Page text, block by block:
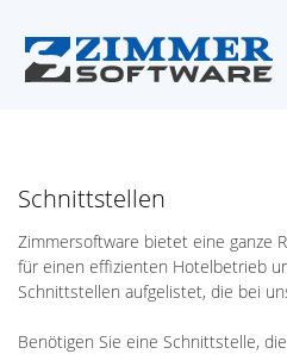
Schnittstellen
Zimmersoftware bietet eine ganze
für einen effizienten Hotelbetrieb
Schnittstellen aufgelistet, die bei
Benötigen Sie eine Schnittstelle,